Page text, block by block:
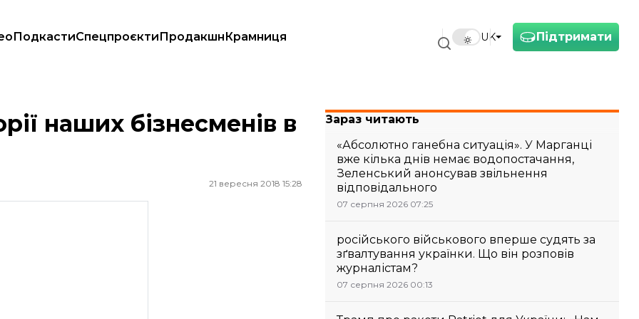
Підтримати
UK
ПодкастиСпецпроєктиПродакшнКрамниця
наших бізнесменів в
21 вересня 2018 15:28
Зараз читають
«Абсолютно ганебна ситуація». У Марганці
вже кілька днів немає водопостачання,
Зеленський анонсував звільнення
відповідального
07 серпня 2026 07:25
російського військового вперше судять за
зґвалтування українки. Що він розповів
журналістам?
07 серпня 2026 00:13